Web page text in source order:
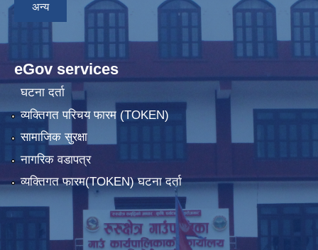
अन्य
eGov services
घटना दर्ता
व्यक्तिगत परिचय फारम (TOKEN)
सामाजिक सुरक्षा
नागरिक वडापत्र
व्यक्तिगत फारम(TOKEN) घटना दर्ता